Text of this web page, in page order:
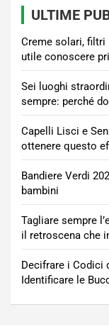
ULTIME
Creme solari, filtri
utile conoscere
Sei luoghi
sempre: perché
Capelli Lisci e
ottenere questo
Bandiere Verdi
bambini
Tagliare sempre
il retroscena che
Decifrare i Codici
Identificare le